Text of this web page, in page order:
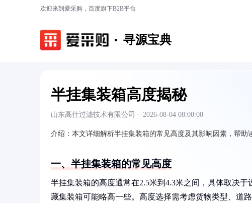
欢迎来到爱采购，百度旗下B2B平台
寻源宝典
半挂集装箱高度揭秘
山东高仕过滤技术有限公司 · 2026-08-04 08:00:00
介绍： 本文详细解析半挂集装箱的常见高度及其影响因素，帮助
一、半挂集装箱的常见高度
半挂集装箱的高度通常在2.5米到4.3米之间，具体取决
藏集装箱可能略高一些。高度选择需考虑货物类型、道路